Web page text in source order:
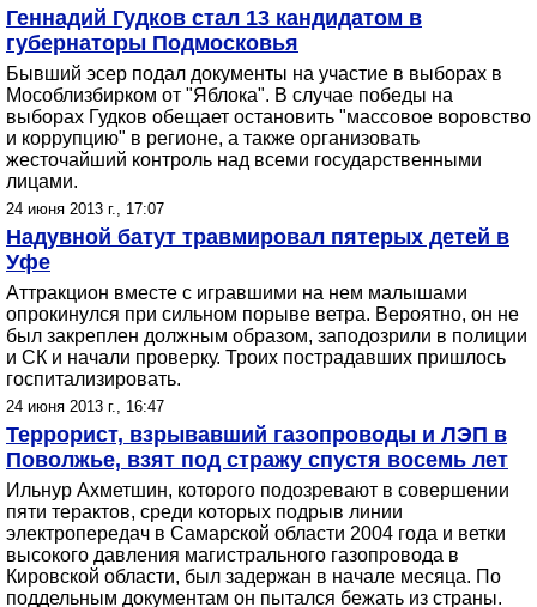
Геннадий Гудков стал 13 кандидатом в
губернаторы Подмосковья
Бывший эсер подал документы на участие в выборах в
Мособлизбирком от "Яблока". В случае победы на
выборах Гудков обещает остановить "массовое воровство
и коррупцию" в регионе, а также организовать
жесточайший контроль над всеми государственными
лицами.
24 июня 2013 г., 17:07
Надувной батут травмировал пятерых детей в
Уфе
Аттракцион вместе с игравшими на нем малышами
опрокинулся при сильном порыве ветра. Вероятно, он не
был закреплен должным образом, заподозрили в полиции
и СК и начали проверку. Троих пострадавших пришлось
госпитализировать.
24 июня 2013 г., 16:47
Террорист, взрывавший газопроводы и ЛЭП в
Поволжье, взят под стражу спустя восемь лет
Ильнур Ахметшин, которого подозревают в совершении
пяти терактов, среди которых подрыв линии
электропередач в Самарской области 2004 года и ветки
высокого давления магистрального газопровода в
Кировской области, был задержан в начале месяца. По
поддельным документам он пытался бежать из страны.